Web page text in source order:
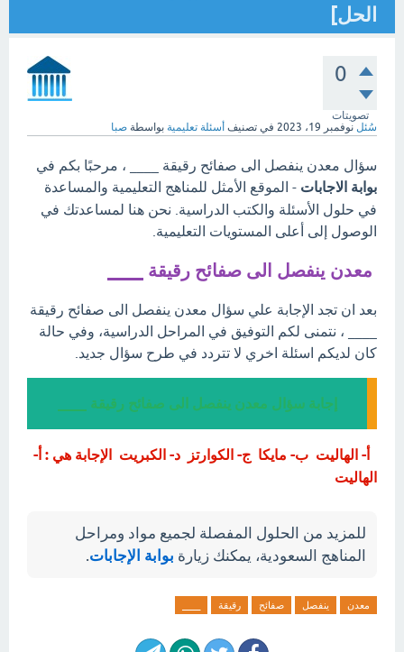
الحل]
0
تصويتات
سُئل نوفمبر 19، 2023 في تصنيف أسئلة تعليمية بواسطة صبا
سؤال معدن ينفصل الى صفائح رقيقة ____ ، مرحبًا بكم في
بوابة الاجابات - الموقع الأمثل للمناهج التعليمية والمساعدة
في حلول الأسئلة والكتب الدراسية. نحن هنا لمساعدتك في
الوصول إلى أعلى المستويات التعليمية.
معدن ينفصل الى صفائح رقيقة ____
بعد ان تجد الإجابة علي سؤال معدن ينفصل الى صفائح رقيقة
____ ، نتمنى لكم التوفيق في المراحل الدراسية، وفي حالة
كان لديكم اسئلة اخري لا تتردد في طرح سؤال جديد.
إجابة سؤال معدن ينفصل الى صفائح رقيقة ____
أ- الهاليت ب- مايكا ج- الكوارتز د- الكبريت الإجابة هي : أ-
الهاليت
للمزيد من الحلول المفصلة لجميع مواد ومراحل
المناهج السعودية، يمكنك زيارة بوابة الإجابات.
معدن ينفصل صفائح رقيقة